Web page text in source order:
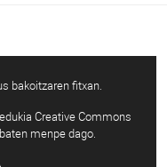
bakoitzaren fitxan.
Creative Commons
menpe dago.